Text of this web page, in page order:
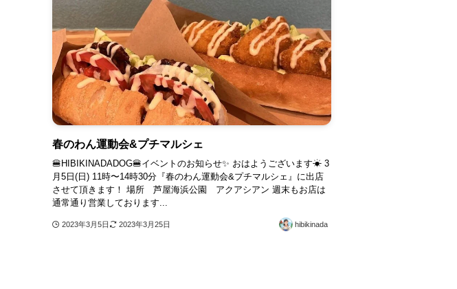
春のわん運動会&プチマルシェ
🍔HIBIKINADADOG🍔イベントのお知らせ✨ おはようございます☀ 3
月5日(日) 11時〜14時30分『春のわん運動会&プチマルシェ』に出店
させて頂きます！ 場所 芦屋海浜公園 アクアシアン 週末もお店は
通常通り営業しております...
2023年3月5日 2023年3月25日 hibikinada